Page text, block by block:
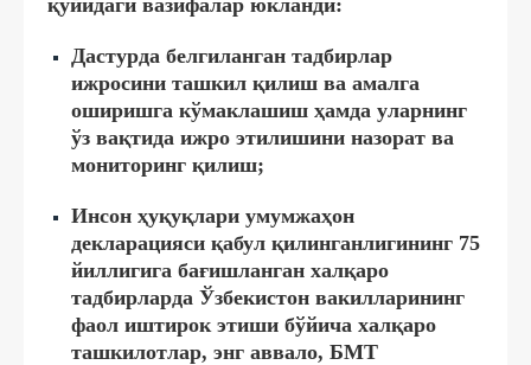
Дастурда белгиланган тадбирлар
ижросини ташкил қилиш ва амалга
оширишга кўмаклашиш ҳамда уларнинг
ўз вақтида ижро этилишини назорат ва
мониторинг қилиш;
Инсон ҳуқуқлари умумжаҳон
декларацияси қабул қилинганлигининг 75
йиллигига бағишланган халқаро
тадбирларда Ўзбекистон вакилларининг
фаол иштирок этиши бўйича халқаро
ташкилотлар, энг аввало, БМТ